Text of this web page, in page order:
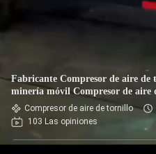
Fabricante Compresor de aire
minería móvil Compresor de aire
Compresor de aire de tornillo
103 Las opiniones